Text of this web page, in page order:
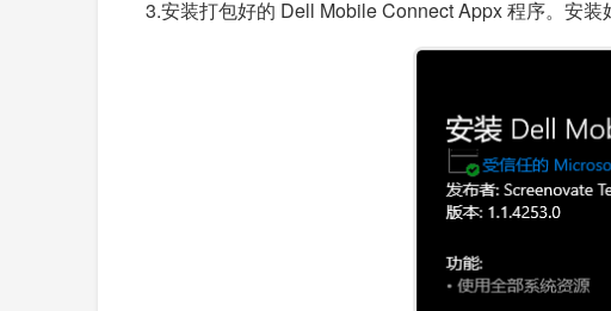
3.安装打包好的 Dell Mobile Connect Appx 程序。安